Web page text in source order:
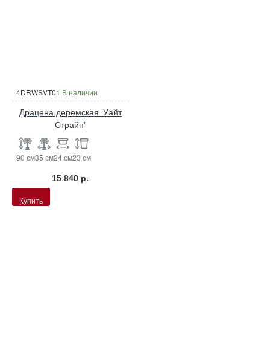
4DRWSVT01 В наличии
Драцена деремская ‘Уайт
Страйп’
90 см35 см24 см23 см
15 840 р.
Купить